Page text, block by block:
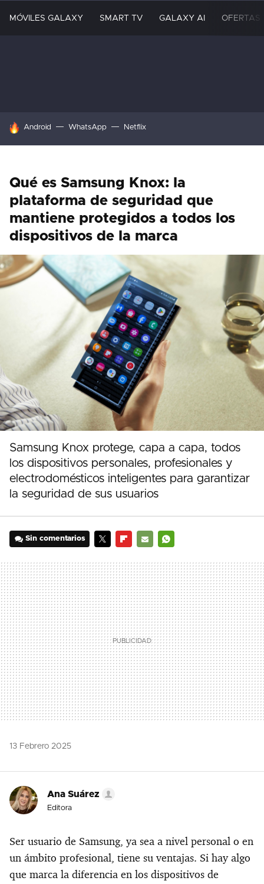
MÓVILES GALAXY SMART TV GALAXY AI OFERTAS
HOY SE HABLA DE
Android WhatsApp Netflix
Qué es Samsung Knox: la
plataforma de seguridad que
mantiene protegidos a todos los
dispositivos de la marca
Samsung Knox protege, capa a capa, todos
los dispositivos personales, profesionales y
electrodomésticos inteligentes para garantizar
la seguridad de sus usuarios
Sin comentarios
MAIL
13 Febrero 2025
Ana Suárez
Editora
Ser usuario de Samsung, ya sea a nivel personal o en
un ámbito profesional, tiene su ventajas. Si hay algo
que marca la diferencia en los dispositivos de